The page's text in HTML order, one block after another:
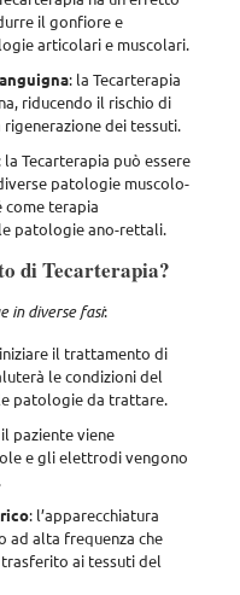
il gonfiore e
articolari e muscolari.
: la Tecarterapia
riducendo il rischio di
dei tessuti.
: la Tecarterapia può essere
patologie muscolo-
come terapia
patologie ano-rettali.
di Tecarterapia?
in diverse fasi:
il trattamento di
le condizioni del
patologie da trattare.
il paziente viene
e gli elettrodi vengono
: l’apparecchiatura
ad alta frequenza che
ai tessuti del